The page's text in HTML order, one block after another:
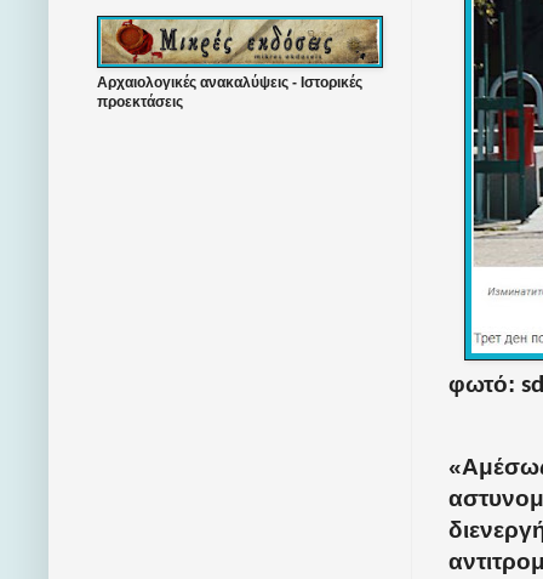
φωτό:
«
Αρχαιολογικές ανακαλύψεις - Ιστορικές
προεκτάσεις